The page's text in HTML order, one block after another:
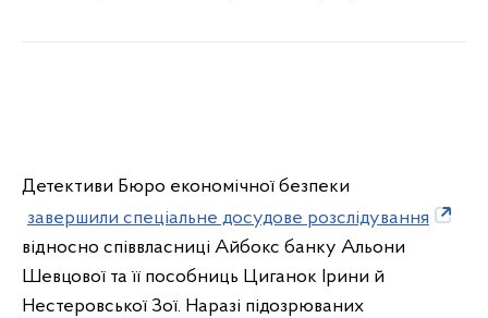
Детективи Бюро економічної безпеки
завершили спеціальне досудове розслідування
відносно співвласниці Айбокс банку Альони
Шевцової та її пособниць Циганок Ірини й
Нестеровської Зої. Наразі підозрюваних